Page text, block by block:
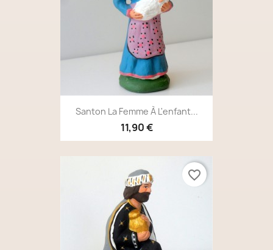
Santon La Femme À L'enfant...
11,90 €
favorite_border